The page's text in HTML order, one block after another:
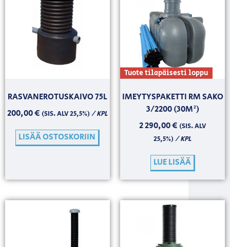
RASVANEROTUSKAIVO 75L
200,00€ (SIS. ALV 25,5%)/ KPL
LISÄÄ OSTOSKORIIN
Tuote tilapäisesti loppu
IMEYTYSPAKETTI RM SAKO
3/2200 (30M²)
2 290,00€ (SIS. ALV
25,5%)/ KPL
LUE LISÄÄ